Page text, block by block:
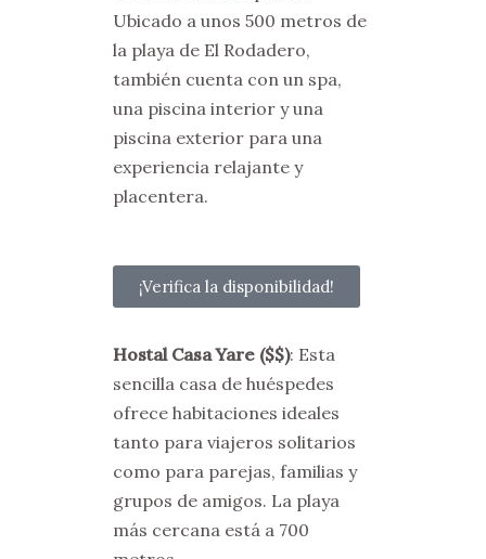
Ubicado a unos 500 metros de
la playa de El Rodadero,
también cuenta con un spa,
una piscina interior y una
piscina exterior para una
experiencia relajante y
placentera.
¡Verifica la disponibilidad!
Hostal Casa Yare ($$): Esta
sencilla casa de huéspedes
ofrece habitaciones ideales
tanto para viajeros solitarios
como para parejas, familias y
grupos de amigos. La playa
más cercana está a 700